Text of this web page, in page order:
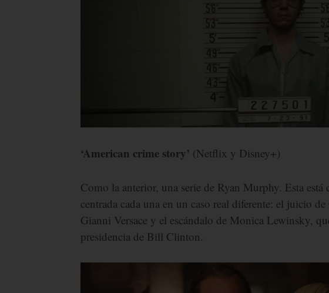
‘American crime story’ (Netflix y Disney+)
Como la anterior, una serie de Ryan Murphy. Esta está
centrada cada una en un caso real diferente: el juicio
Gianni Versace y el escándalo de Monica Lewinsky,
presidencia de Bill Clinton.